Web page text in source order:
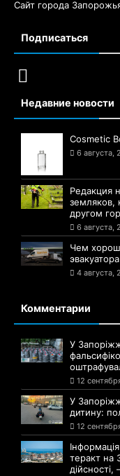
Сайт города
Подписаться
Недавние новости
Cosmetic
6 августа,
Редакция
земляков,
другом
6 августа,
Чем
4 августа,
Комментарии
У
12
У
дитину:
12
теракт на